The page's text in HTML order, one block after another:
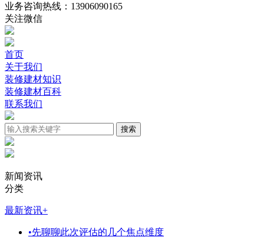
业务咨询热线： 13906090165
关注微信
首页
关于我们
装修建材知识
装修建材百科
联系我们
新闻资讯
分类
最新资讯+
•先聊聊此次评估的几个焦点维度